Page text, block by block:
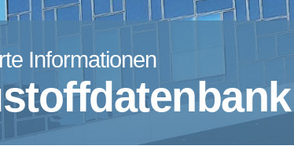
Informationen